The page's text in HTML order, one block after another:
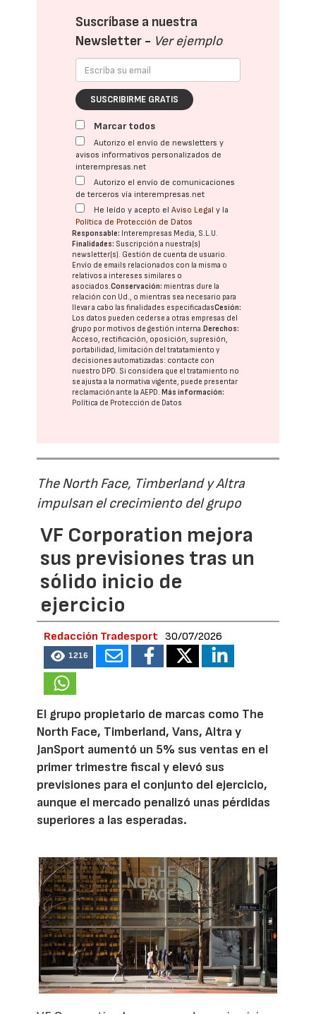
Suscríbase a nuestra
Newsletter - Ver ejemplo
SUSCRIBIRME GRATIS
Marcar todos
Autorizo el envío de newsletters y
avisos informativos personalizados de
interempresas.net
Autorizo el envío de comunicaciones
de terceros vía interempresas.net
He leído y acepto elAviso Legal y la
Política de Protección de Datos
Responsable: Interempresas Media, S.L.U.
Finalidades: Suscripción a nuestra(s)
newsletter(s). Gestión de cuenta de usuario.
Envío de emails relacionados con la misma o
relativos a intereses similares o
asociados.Conservación: mientras dure la
relación con Ud., o mientras sea necesario para
llevar a cabo las finalidades especificadasCesión:
Los datos pueden cederse a otras empresas del
grupo por motivos de gestión interna. Derechos:
Acceso, rectificación, oposición, supresión,
portabilidad, limitación del tratatamiento y
decisiones automatizadas: contacte con
nuestro DPD. Si considera que el tratamiento no
se ajusta a la normativa vigente, puede presentar
reclamación ante laAEPD. Más información:
Política de Protección de Datos
The North Face, Timberland y Altra
impulsan el crecimiento del grupo
VF Corporation mejora
sus previsiones tras un
sólido inicio de
ejercicio
Redacción Tradesport 30/07/2026
1216
El grupo propietario de marcas como The
North Face, Timberland, Vans, Altra y
JanSport aumentó un 5% sus ventas en el
primer trimestre fiscal y elevó sus
previsiones para el conjunto del ejercicio,
aunque el mercado penalizó unas pérdidas
superiores a las esperadas.